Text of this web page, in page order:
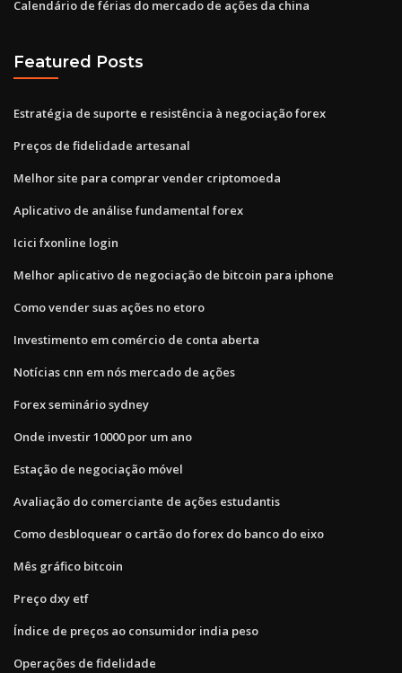
Calendário de férias do mercado de ações da china
Featured Posts
Estratégia de suporte e resistência à negociação forex
Preços de fidelidade artesanal
Melhor site para comprar vender criptomoeda
Aplicativo de análise fundamental forex
Icici fxonline login
Melhor aplicativo de negociação de bitcoin para iphone
Como vender suas ações no etoro
Investimento em comércio de conta aberta
Notícias cnn em nós mercado de ações
Forex seminário sydney
Onde investir 10000 por um ano
Estação de negociação móvel
Avaliação do comerciante de ações estudantis
Como desbloquear o cartão do forex do banco do eixo
Mês gráfico bitcoin
Preço dxy etf
Índice de preços ao consumidor india peso
Operações de fidelidade